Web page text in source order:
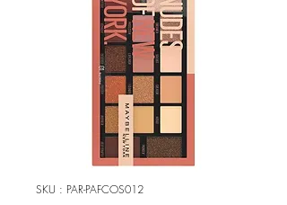
SKU : PAR-PAFCOS012